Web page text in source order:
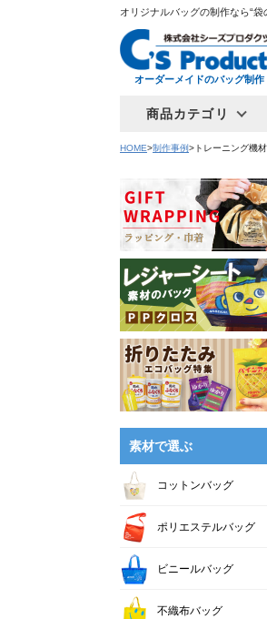
オリジナルバッグの制作なら“
オーダーメイドのバッグ制作
商品カテゴリ
HOME 制作事例 トレーニング機
素材で選ぶ
コットンバッグ
ポリエステルバッグ
ビニールバッグ
不織布バッグ